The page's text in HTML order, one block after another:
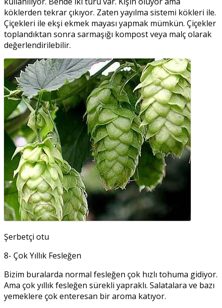
köklerden tekrar çıkıyor. Zaten yayılma sistemi kökleri ile.
Çiçekleri ile ekşi ekmek mayası yapmak mümkün. Çiçekler
toplandıktan sonra sarmaşığı kompost veya malç olarak
değerlendirilebilir.
Şerbetçi otu
8- Çok Yıllık Fesleğen
Bizim buralarda normal fesleğen çok hızlı tohuma gidiyor.
Ama çok yıllık fesleğen sürekli yapraklı. Salatalara ve bazı
yemeklere çok enteresan bir aroma katıyor.